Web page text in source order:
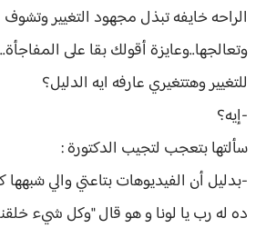
الراحه خايفه تبذل مجهود التغيير
وتعالجها..وعايزة أقولك بقا على
للتغيير وهتتغيري عارفه ايه الدليل؟
-إيه؟
سألتها بتعجب لتجيب الدكتورة :
-بدليل أن الفيديوهات بتاعتي والي
ده له رب يا لونا و هو قال "وكل شيء